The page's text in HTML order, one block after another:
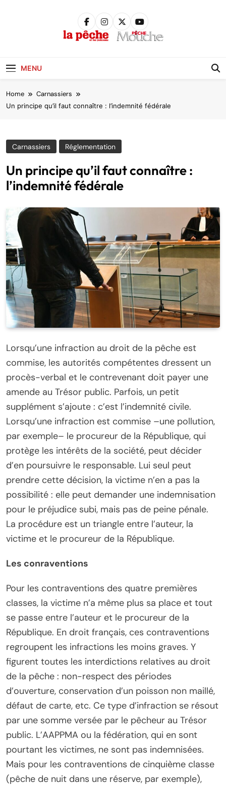
MENU
Home Carnassiers
Un principe qu’il faut connaître : l’indemnité fédérale
Carnassiers Réglementation
Un principe qu’il faut connaître :
l’indemnité fédérale
Lorsqu’une infraction au droit de la pêche est
commise, les autorités compétentes dressent un
procès-verbal et le contrevenant doit payer une
amende au Trésor public. Parfois, un petit
supplément s’ajoute : c’est l’indemnité civile.
Lorsqu’une infraction est commise –une pollution,
par exemple– le procureur de la République, qui
protège les intérêts de la société, peut décider
d’en poursuivre le responsable. Lui seul peut
prendre cette décision, la victime n’en a pas la
possibilité : elle peut demander une indemnisation
pour le préjudice subi, mais pas de peine pénale.
La procédure est un triangle entre l’auteur, la
victime et le procureur de la République.
Les conraventions
Pour les contraventions des quatre premières
classes, la victime n’a même plus sa place et tout
se passe entre l’auteur et le procureur de la
République. En droit français, ces contraventions
regroupent les infractions les moins graves. Y
figurent toutes les interdictions relatives au droit
de la pêche : non-respect des périodes
d’ouverture, conservation d’un poisson non maillé,
défaut de carte, etc. Ce type d’infraction se résout
par une somme versée par le pêcheur au Trésor
public. L’AAPPMA ou la fédération, qui en sont
pourtant les victimes, ne sont pas indemnisées.
Mais pour les contraventions de cinquième classe
(pêche de nuit dans une réserve, par exemple),